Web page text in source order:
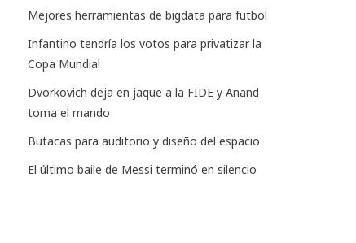
Mejores herramientas de bigdata para futbol
Infantino tendría los votos para privatizar la
Copa Mundial
Dvorkovich deja en jaque a la FIDE y Anand
toma el mando
Butacas para auditorio y diseño del espacio
El último baile de Messi terminó en silencio